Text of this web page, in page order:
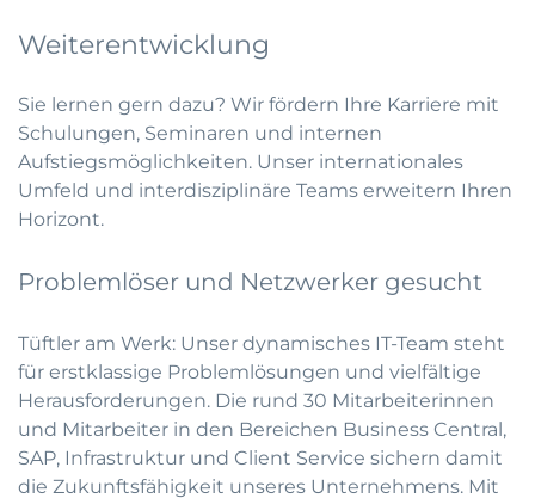
Weiterentwicklung
Sie lernen gern dazu? Wir fördern Ihre Karriere mit
Schulungen, Seminaren und internen
Aufstiegsmöglichkeiten. Unser internationales
Umfeld und interdisziplinäre Teams erweitern Ihren
Horizont.
Problemlöser und Netzwerker gesucht
Tüftler am Werk: Unser dynamisches IT-Team steht
für erstklassige Problemlösungen und vielfältige
Herausforderungen. Die rund 30 Mitarbeiterinnen
und Mitarbeiter in den Bereichen Business Central,
SAP, Infrastruktur und Client Service sichern damit
die Zukunftsfähigkeit unseres Unternehmens. Mit